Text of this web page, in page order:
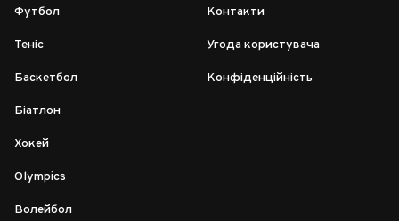
Футбол
Теніс
Баскетбол
Біатлон
Хокей
Olympics
Волейбол
Контакти
Угода користувача
Конфіденційність